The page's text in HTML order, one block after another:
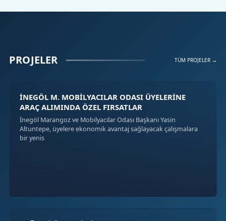
PROJELER TÜM PROJELER →
İNEGÖL M. MOBİLYACILAR ODASI ÜYELERİNE
ARAÇ ALIMINDA ÖZEL FIRSATLAR
İnegöl Marangoz ve Mobilyacılar Odası Başkanı Yasin
Altuntepe, üyelere ekonomik avantaj sağlayacak çalışmalara
bir yenis